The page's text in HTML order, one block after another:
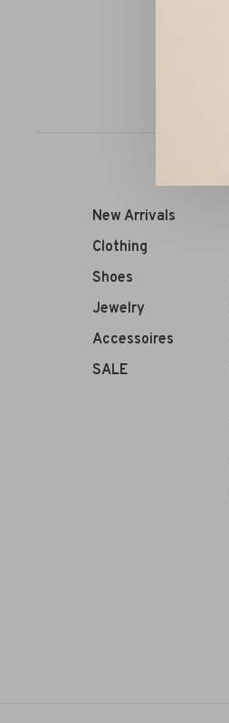
New Arrivals
Clothing
Shoes
Jewelry
Accessoires
SALE